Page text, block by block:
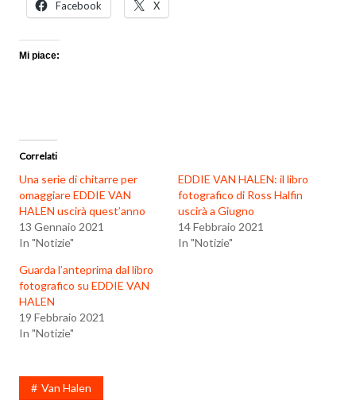
Facebook X
Mi piace:
Correlati
Una serie di chitarre per
omaggiare EDDIE VAN
HALEN uscirà quest’anno
13 Gennaio 2021
In "Notizie"
EDDIE VAN HALEN: il libro
fotografico di Ross Halfin
uscirà a Giugno
14 Febbraio 2021
In "Notizie"
Guarda l’anteprima dal libro
fotografico su EDDIE VAN
HALEN
19 Febbraio 2021
In "Notizie"
Van Halen